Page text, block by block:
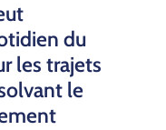
du
les trajets
le